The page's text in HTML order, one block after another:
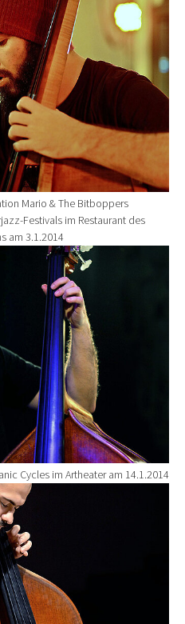
Mario & The Bitboppers
Festivals im Restaurant des
am 3.1.2014
Cycles im Artheater am 14.1.2014